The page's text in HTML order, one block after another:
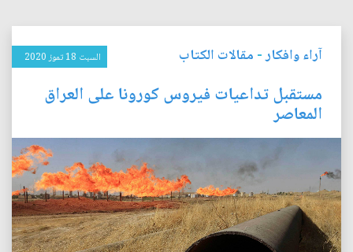
آراء وافكار- مقالات الكتاب السبت 18 تموز 2020
مستقبل تداعيات فيروس كورونا على العراق
المعاصر